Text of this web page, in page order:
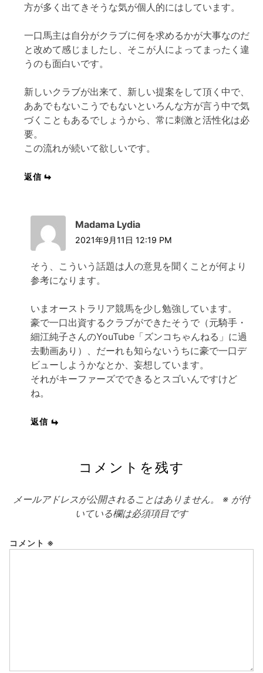
方が多く出てきそうな気が個人的にはしています。
一口馬主は自分がクラブに何を求めるかが大事なのだ
と改めて感じましたし、そこが人によってまったく違
うのも面白いです。
新しいクラブが出来て、新しい提案をして頂く中で、
ああでもないこうでもないといろんな方が言う中で気
づくこともあるでしょうから、常に刺激と活性化は必
要。
この流れが続いて欲しいです。
返信
Madama Lydia
2021年9月11日 12:19 PM
そう、こういう話題は人の意見を聞くことが何より
参考になります。
いまオーストラリア競馬を少し勉強しています。
豪で一口出資するクラブができたそうで（元騎手・
細江純子さんのYouTube「ズンコちゃんねる」に過
去動画あり）、だーれも知らないうちに豪で一口デ
ビューしようかなとか、妄想しています。
それがキーファーズでできるとスゴいんですけど
ね。
返信
コメントを残す
メールアドレスが公開されることはありません。 ※ が付
いている欄は必須項目です
コメント ※